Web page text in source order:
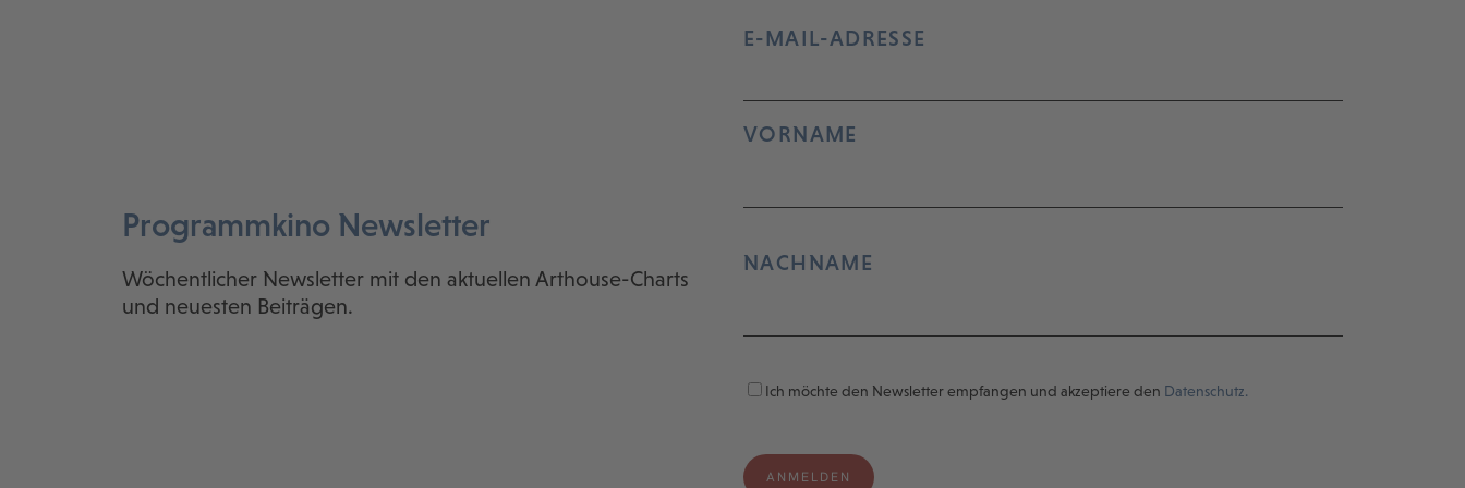
Programmkino Newsletter
Wöchentlicher Newsletter mit den aktuellen Arthouse-Charts
und neuesten Beiträgen.
E-MAIL-ADRESSE
VORNAME
NACHNAME
Ich möchte den Newsletter empfangen und akzeptiere den Datenschutz.